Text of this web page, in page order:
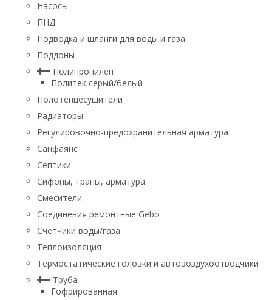
Насосы
ПНД
Подводка и шланги для воды и газа
Поддоны
Полипропилен
Политек серый/белый
Полотенцесушители
Радиаторы
Регулировочно-предохранительная арматура
Санфаянс
Септики
Сифоны, трапы, арматура
Смесители
Соединения ремонтные Gebo
Счетчики воды/газа
Теплоизоляция
Термостатические головки и автовоздухоотводчики
Труба
Гофрированная